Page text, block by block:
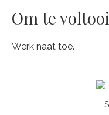
Om te voltooi
Werk naat toe.